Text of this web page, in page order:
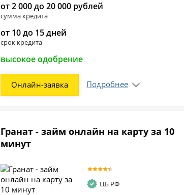
от 2 000 до 20 000 рублей
сумма кредита
от 10 до 15 дней
срок кредита
высокое одобрение
Онлайн-заявка Подробнее
Гранат - займ онлайн на карту за 10
минут
ЦБ РФ